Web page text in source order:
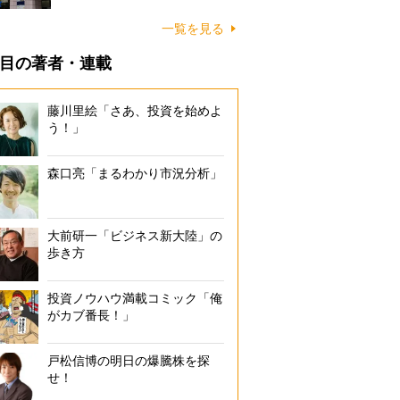
一覧を見る
の著者・連載
藤川里絵「さあ、投資を始めよ
う！」
森口亮「まるわかり市況分析」
大前研一「ビジネス新大陸」の
歩き方
投資ノウハウ満載コミック「俺
がカブ番長！」
戸松信博の明日の爆騰株を探
せ！